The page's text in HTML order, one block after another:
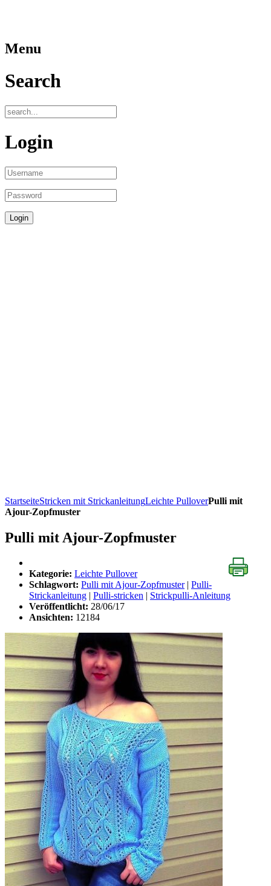
Menu
Search
Login
StartseiteStricken mit StrickanleitungLeichte PulloverPulli mit
Ajour-Zopfmuster
Pulli mit Ajour-Zopfmuster
Kategorie: Leichte Pullover
Schlagwort: Pulli mit Ajour-Zopfmuster| Pulli-
Strickanleitung
Pulli-stricken
Strickpulli-Anleitung
Veröffentlicht: 28/06/17
Ansichten: 12184